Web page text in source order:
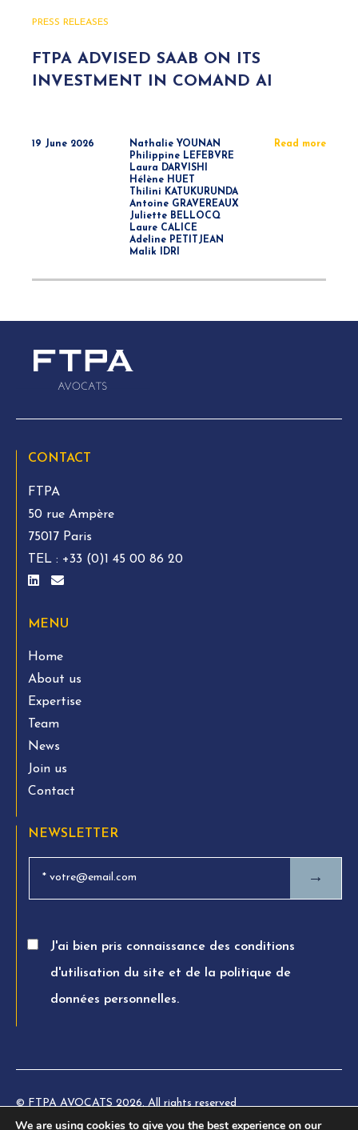
PRESS RELEASES
FTPA ADVISED SAAB ON ITS
INVESTMENT IN COMAND AI
19 June 2026
Nathalie YOUNAN
Philippine LEFEBVRE
Laura DARVISHI
Hélène HUET
Thilini KATUKURUNDA
Antoine GRAVEREAUX
Juliette BELLOCQ
Laure CALICE
Adeline PETITJEAN
Malik IDRI
Read more
CONTACT
FTPA
50 rue Ampère
75017 Paris
TEL : +33 (0)1 45 00 86 20
MENU
Home
About us
Expertise
Team
News
Join us
Contact
NEWSLETTER
→
J'ai bien pris connaissance des conditions
d'utilisation du site et de la politique de
données personnelles.
© FTPA AVOCATS 2026. All rights reserved
We are using cookies to give you the best experience on our